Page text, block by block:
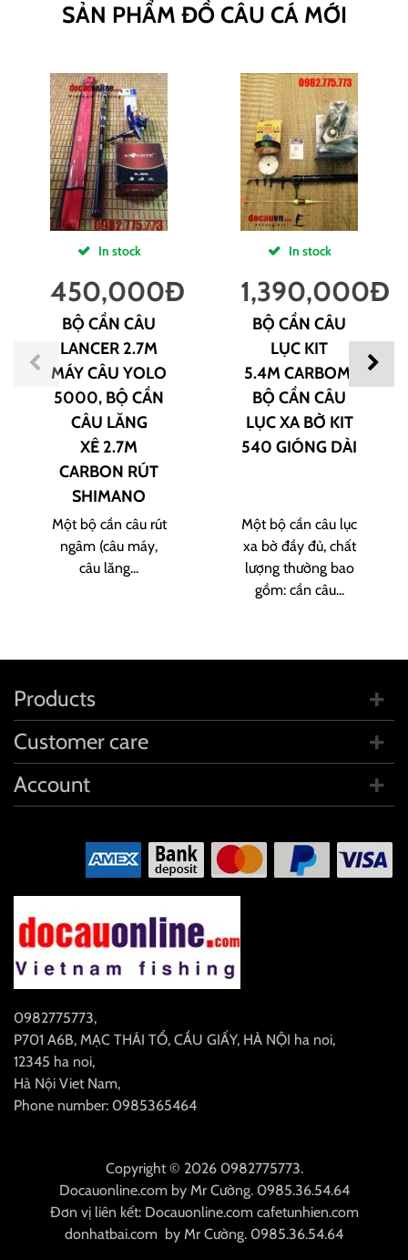
SẢN PHẨM ĐỒ CÂU CÁ MỚI
In stock
450,000Đ
BỘ CẦN CÂU
LANCER 2.7M
MÁY CÂU YOLO
5000, BỘ CẦN
CÂU LĂNG
XÊ 2.7M
CARBON RÚT
SHIMANO
Một bộ cần câu rút
ngâm (câu máy,
câu lăng...
In stock
1,390,000Đ
BỘ CẦN CÂU
LỤC KIT
5.4M CARBOM,
BỘ CẦN CÂU
LỤC XA BỜ KIT
540 GIÓNG DÀI
Một bộ cần câu lục
xa bờ đầy đủ, chất
lượng thường bao
gồm: cần câu...
0982775773,
P701 A6B, MẠC THÁI TỔ, CẦU GIẤY, HÀ NỘI ha noi,
12345 ha noi,
Hà Nội Viet Nam,
Phone number: 0985365464
Products
Customer care
Account
Copyright © 2026 0982775773.
Docauonline.comby Mr Cường. 0985.36.54.64
Đơn vị liên kết: Docauonline.com cafetunhien.com
donhatbai.com by Mr Cường. 0985.36.54.64